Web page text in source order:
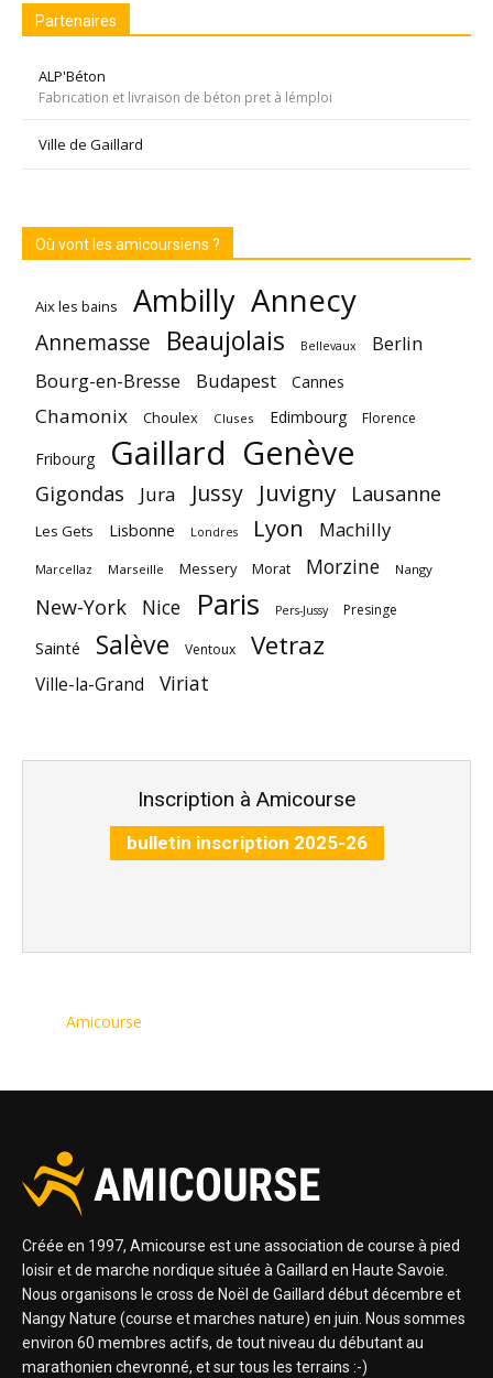
Partenaires
ALP'Béton
Fabrication et livraison de béton pret à lémploi
Ville de Gaillard
Où vont les amicoursiens ?
Aix les bains Ambilly Annecy
Annemasse Beaujolais Bellevaux Berlin
Bourg-en-Bresse Budapest Cannes
Chamonix Choulex Cluses Edimbourg Florence
Fribourg Gaillard Genève
Gigondas Jura Jussy Juvigny Lausanne
Les Gets Lisbonne Londres Lyon Machilly
Marcellaz Marseille Messery Morat Morzine Nangy
New-York Nice Paris Pers-Jussy Presinge
Sainté Salève Ventoux Vetraz
Ville-la-Grand Viriat
Inscription à Amicourse
bulletin inscription 2025-26
Amicourse
Créée en 1997, Amicourse est une association de course à pied
loisir et de marche nordique située à Gaillard en Haute Savoie.
Nous organisons le cross de Noël de Gaillard début décembre et
Nangy Nature (course et marches nature) en juin. Nous sommes
environ 60 membres actifs, de tout niveau du débutant au
marathonien chevronné, et sur tous les terrains :-)